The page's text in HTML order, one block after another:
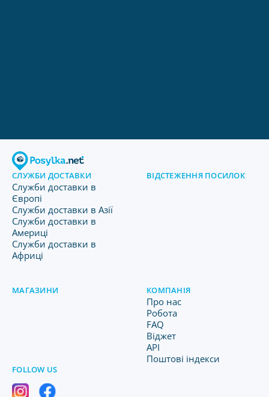
СЛУЖБИ ДОСТАВКИ
Служби доставки в
Європі
Служби доставки в Азії
Служби доставки в
Америці
Служби доставки в
Африці
ВІДСТЕЖЕННЯ ПОСИЛОК
МАГАЗИНИ КОМПАНІЯ
Про нас
Робота
FAQ
Віджет
API
Поштові індекси
FOLLOW US